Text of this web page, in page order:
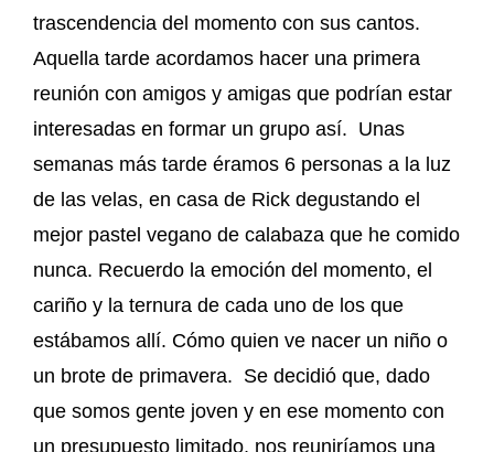
trascendencia del momento con sus cantos.
Aquella tarde acordamos hacer una primera
reunión con amigos y amigas que podrían estar
interesadas en formar un grupo así. Unas
semanas más tarde éramos 6 personas a la luz
de las velas, en casa de Rick degustando el
mejor pastel vegano de calabaza que he comido
nunca. Recuerdo la emoción del momento, el
cariño y la ternura de cada uno de los que
estábamos allí. Cómo quien ve nacer un niño o
un brote de primavera. Se decidió que, dado
que somos gente joven y en ese momento con
un presupuesto limitado, nos reuniríamos una